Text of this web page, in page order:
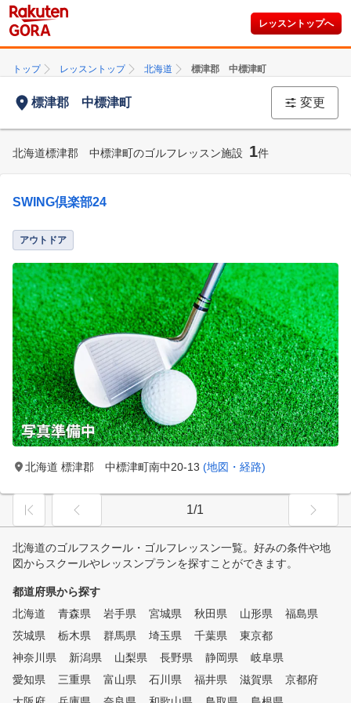
レッスントップへ
トップ レッスントップ 北海道 標津郡 中標津町
標津郡 中標津町 変更
北海道標津郡 中標津町のゴルフレッスン施設 1件
SWING倶楽部24
アウトドア
北海道 標津郡 中標津町南中20-13 (地図・経路)
1/1
北海道のゴルフスクール・ゴルフレッスン一覧。好みの条件や地
図からスクールやレッスンプランを探すことができます。
都道府県から探す
北海道
青森県 岩手県 宮城県 秋田県 山形県
福島県
茨城県
栃木県 群馬県 埼玉県 千葉県
東京都
神奈川県
新潟県 山梨県 長野県 静岡県
岐阜県
愛知県
三重県 富山県 石川県 福井県 滋賀県
京都府